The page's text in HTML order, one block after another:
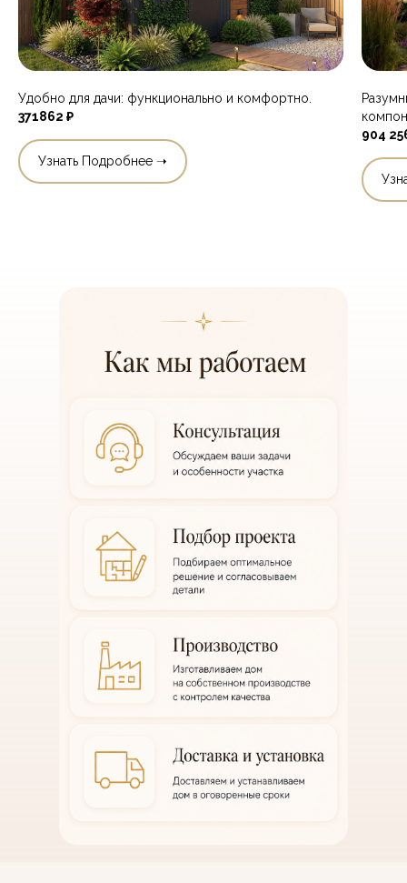
Удобно для дачи: функционально и комфортно.
371862 ₽
Узнать Подробнее ➝
904